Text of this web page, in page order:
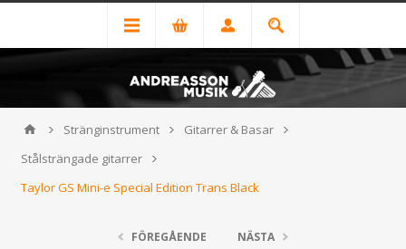
Stränginstrument
Gitarrer & Basar
Stålsträngade gitarrer
Taylor GS Mini-e Special Edition Trans Black
FÖREGÅENDE NÄSTA